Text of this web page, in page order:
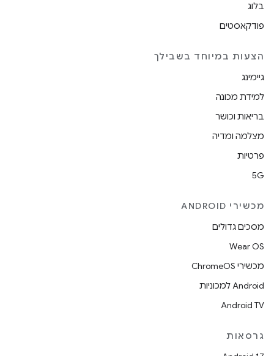
בלוג
פודקאסטים
הצעות במיוחד בשבילך
גיימינג
למידת מכונה
בריאות וכושר
מצלמה ומדיה
פרטיות
5G
מכשירי ANDROID
מסכים גדולים
Wear OS
מכשירי ChromeOS
Android למכוניות
Android TV
גרסאות